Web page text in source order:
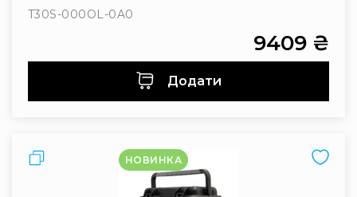
T30S-000OL-0A0
Додати
9409 ₴
Порівняти НОВИНКА